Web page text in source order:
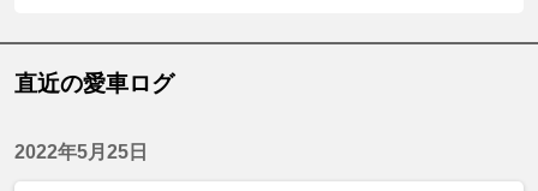
直近の愛車ログ
2022年5月25日